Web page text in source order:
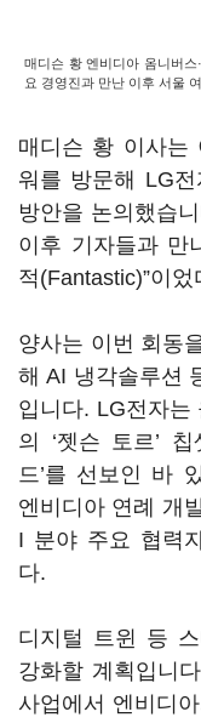
매디슨 황 엔비디아 옴니버
요 경영진과 만난 이후 서울
매디슨 황 이사는
워를 방문해 LG
방안을 논의했습
이후 기자들과 만
적(Fantastic)”이
양사는 이번 회동
해 AI 냉각솔루션
입니다. LG전자는
의 ‘젯슨 토르’
드’를 선보인 바
엔비디아 연례 개
I 분야 주요 협력
다.
디지털 트윈 등
강화할 계획입니
사업에서 엔비디